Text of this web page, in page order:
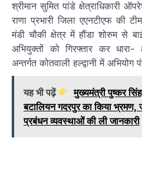
श्रीमान सुमित पांडे क्षेत्राधिकारी
राणा प्रभारी जिला एएनटीएफ की
मंडी चौकी क्षेत्र में हौंडा शोरुम से
अभियुक्तों को गिरफ्तार कर
अन्तर्गत कोतवाली हल्द्वानी में
यह भी पढ़ें
मुख्यमंत्री पुष्कर
बटालियन गदरपुर का किया
प्रबंधन व्यवस्थाओं की ली जानकारी